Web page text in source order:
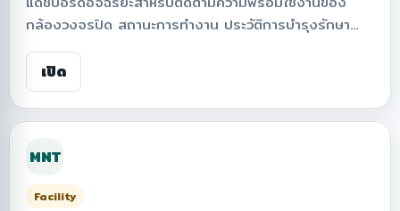
กล้องวงจรปิด สถานะการทำงาน ประวัติการบำรุงรักษา
และความเสี่ยงด้านความปลอดภัยภายในองค์กร รองรับการ
แสดงผลบนแผนที่ การประเมินคะแนนความพร้อม ระบบ
ติดตามงานบำรุงรักษา และการกำหนดสิทธิ์การเข้าถึง เพื่อ
ยกระดับความมั่นคงปลอดภัยและประสิทธิภาพในการบริหาร
เปิด
MNT
Facility